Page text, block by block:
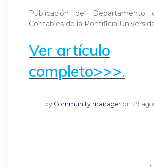
Publicación del Departamento
Contables de la Pontificia
Ver artículo
completo>>>.
by Community manager on 29